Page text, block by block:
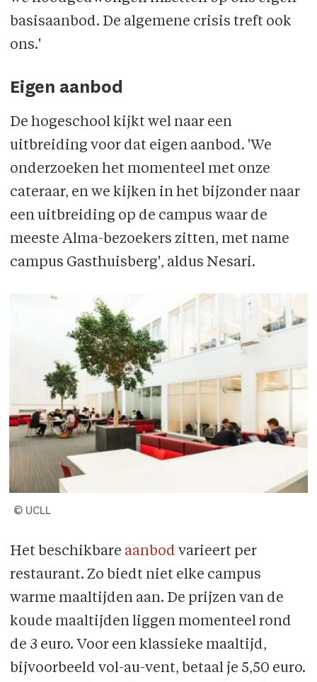
basisaanbod. De algemene crisis treft ook
ons.'
Eigen aanbod
De hogeschool kijkt wel naar een
uitbreiding voor dat eigen aanbod. 'We
onderzoeken het momenteel met onze
cateraar, en we kijken in het bijzonder naar
een uitbreiding op de campus waar de
meeste Alma-bezoekers zitten, met name
campus Gasthuisberg', aldus Nesari.
© UCLL
Het beschikbare aanbod varieert per
restaurant. Zo biedt niet elke campus
warme maaltijden aan. De prijzen van de
koude maaltijden liggen momenteel rond
de 3 euro. Voor een klassieke maaltijd,
bijvoorbeeld vol-au-vent, betaal je 5,50 euro.